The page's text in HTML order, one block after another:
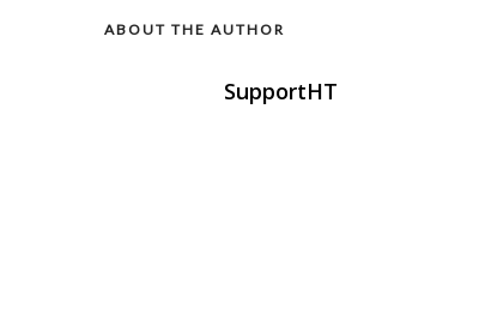
ABOUT THE AUTHOR
SupportHT